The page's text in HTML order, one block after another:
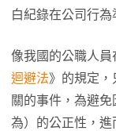
白紀錄在公司行為
像我國的公職人
迴避法》的規定，
關的事件，為避
為）的公正性，